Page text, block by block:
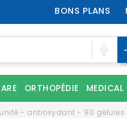
BONS PLANS
ORTHOPÉDIE MEDICAL
- antioxydant - 90 gélules